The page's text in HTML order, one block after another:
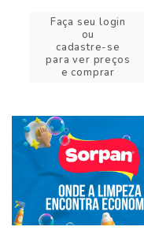
Faça seu login
ou
cadastre-se
para ver preços
e comprar